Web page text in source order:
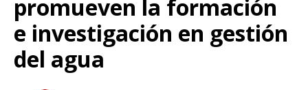
promueven la formación
e investigación en gestión
del agua